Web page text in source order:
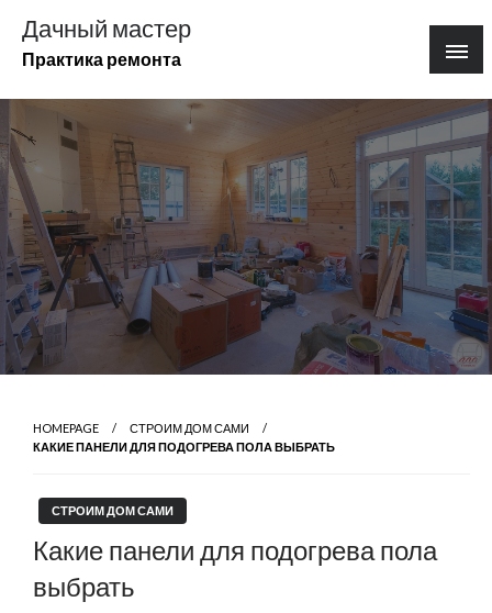
содержимому
Дачный мастер
Практика ремонта
HOMEPAGE
СТРОИМ ДОМ САМИ
КАКИЕ ПАНЕЛИ ДЛЯ ПОДОГРЕВА ПОЛА ВЫБРАТЬ
СТРОИМ ДОМ САМИ
Какие панели для подогрева пола
выбрать